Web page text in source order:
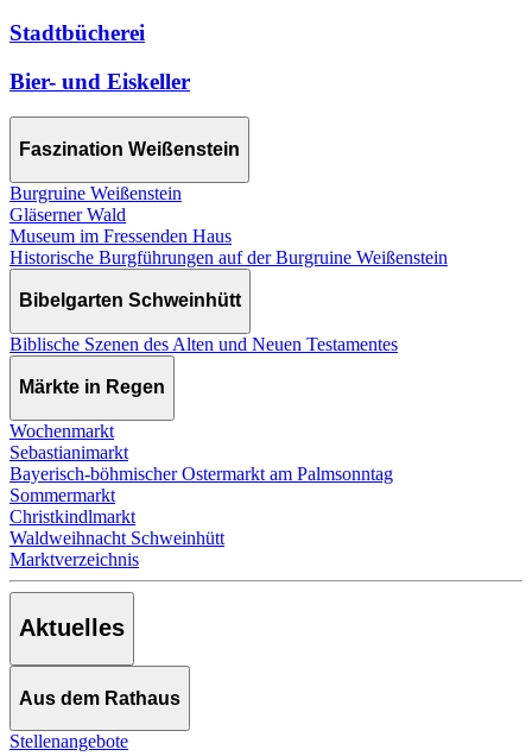
Stadtbücherei
Bier- und Eiskeller
Faszination Weißenstein
Burgruine Weißenstein
Gläserner Wald
Museum im Fressenden Haus
Historische Burgführungen auf der Burgruine Weißenstein
Bibelgarten Schweinhütt
Biblische Szenen des Alten und Neuen Testamentes
Märkte in Regen
Wochenmarkt
Sebastianimarkt
Bayerisch-böhmischer Ostermarkt am Palmsonntag
Sommermarkt
Christkindlmarkt
Waldweihnacht Schweinhütt
Marktverzeichnis
Aktuelles
Aus dem Rathaus
Stellenangebote